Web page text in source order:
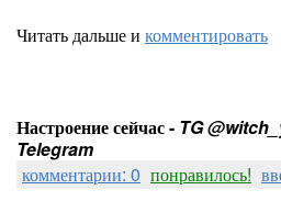
Читать дальше и комментировать
Настроение сейчас - TG
Telegram
комментарии: 0 понравилось!